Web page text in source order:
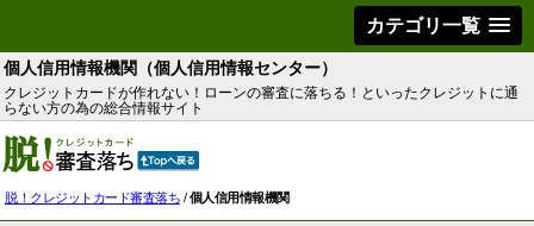
カテゴリ一覧
個人信用情報機関（個人信用情報センター）
クレジットカードが作れない！ローンの審査に落ちる！といったクレジットに通
らない方の為の総合情報サイト
脱！クレジットカード審査落ち /個人信用情報機関